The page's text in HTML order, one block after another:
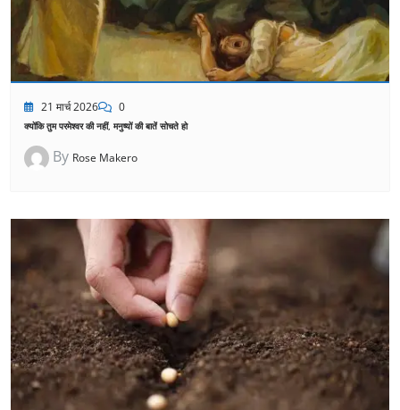
21 मार्च 2026 0
क्योंकि तुम परमेश्वर की नहीं, मनुष्यों की बातें सोचते हो
By Rose Makero